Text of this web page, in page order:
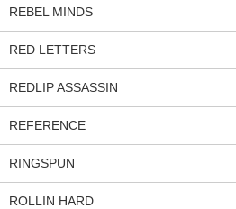
REBEL MINDS
RED LETTERS
REDLIP ASSASSIN
REFERENCE
RINGSPUN
ROLLIN HARD